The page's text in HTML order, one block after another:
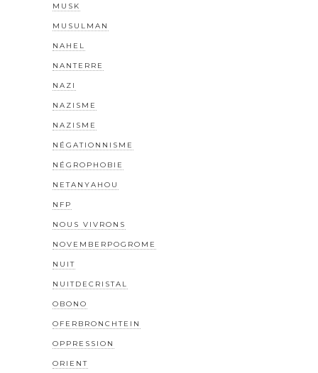
MUSK
MUSULMAN
NAHEL
NANTERRE
NAZI
NAZISME
NAZISME
NÉGATIONNISME
NÉGROPHOBIE
NETANYAHOU
NFP
NOUS VIVRONS
NOVEMBERPOGROME
NUIT
NUITDECRISTAL
OBONO
OFERBRONCHTEIN
OPPRESSION
ORIENT